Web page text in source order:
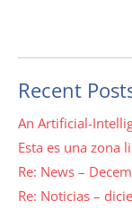
Recent
An Artificial-
Esta es una zona
Re: News –
Re: Noticias –